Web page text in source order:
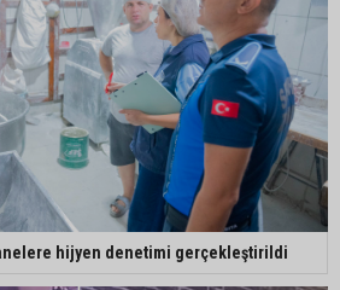
hijyen denetimi gerçekleştirildi